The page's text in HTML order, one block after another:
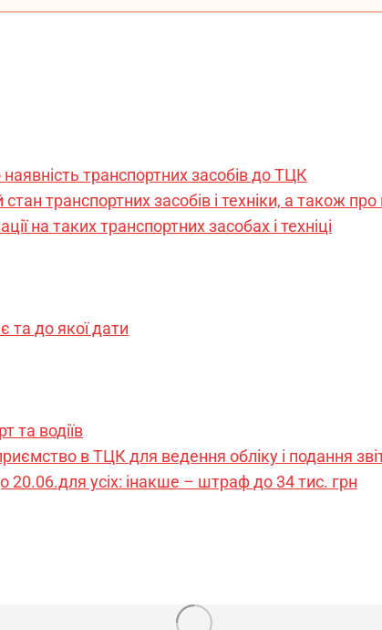
транспортних засобів до ТЦК
стан транспортних засобів і техніки, а також
на таких транспортних засобах і техніці
та до якої дати
та водіїв
в ТЦК для ведення обліку і подання
20.06.для усіх: інакше – штраф до 34 тис. грн